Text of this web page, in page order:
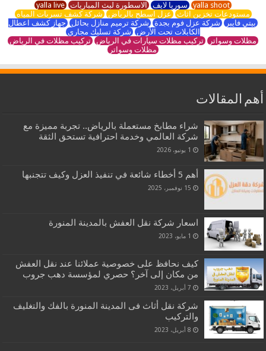
yalla shoot سوريا لايف الاسطورة لبث المباريات yalla live
مستودعات تخزين اثاث عزل اسطح بالرياض شركة كشف تسربات المياه
بيتي فايبر شركة عزل فوم بجدة شركة ترميم منازل بحائل جهاز كشف اعطال
الكابلات تحت الأرض شركة تسليك مجاري
مظلات وسواتر تركيب مظلات سيارات في الرياض تركيب مظلات في الرياض
مظلات وسواتر
أهم المقالات
شراء مطابخ مستعملة بالرياض.. تجربة مميزة مع
شركة العالمي وخدمة احترافية تستحق الثقة
1 يونيو، 2026
أهم 5 أخطاء شائعة في تنفيذ العزل وكيف تتجنبها
15 نوفمبر، 2025
اسعار شركة نقل العفش بالمدينة المنورة
1 مايو، 2023
كيف نحافظ على خصوصية عملائنا عند نقل العفش
من مكان إلى آخر؟ حصري لمؤسسة دهب جروب
7 أبريل، 2023
شركة نقل أثاث فى المدينة المنورة بالفك والتغليف
والتركيب
8 أبريل، 2023